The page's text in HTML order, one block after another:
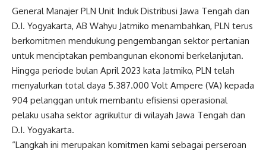
General Manajer PLN Unit Induk Distribusi Jawa Tengah dan
D.I. Yogyakarta, AB Wahyu Jatmiko menambahkan, PLN terus
berkomitmen mendukung pengembangan sektor pertanian
untuk menciptakan pembangunan ekonomi berkelanjutan.
Hingga periode bulan April 2023 kata Jatmiko, PLN telah
menyalurkan total daya 5.387.000 Volt Ampere (VA) kepada
904 pelanggan untuk membantu efisiensi operasional
pelaku usaha sektor agrikultur di wilayah Jawa Tengah dan
D.I. Yogyakarta.
“Langkah ini merupakan komitmen kami sebagai perseroan